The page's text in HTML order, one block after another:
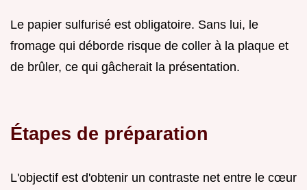
Le papier sulfurisé est obligatoire. Sans lui, le
fromage qui déborde risque de coller à la plaque et
de brûler, ce qui gâcherait la présentation.
Étapes de préparation
L'objectif est d'obtenir un contraste net entre le cœur